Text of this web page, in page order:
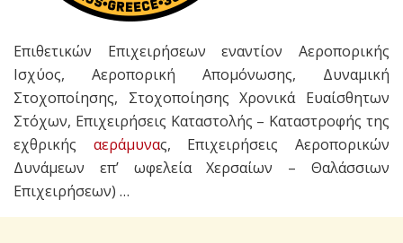
Επιθετικών Επιχειρήσεων εναντίον Αεροπορικής
Ισχύος, Αεροπορική Απομόνωσης, Δυναμική
Στοχοποίησης, Στοχοποίησης Χρονικά Ευαίσθητων
Στόχων, Επιχειρήσεις Καταστολής – Καταστροφής της
εχθρικής αεράμυνας, Επιχειρήσεις Αεροπορικών
Δυνάμεων επ’ ωφελεία Χερσαίων – Θαλάσσιων
Επιχειρήσεων) …